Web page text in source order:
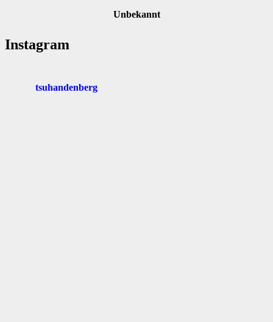
Unbekannt
Instagram
tsuhandenberg